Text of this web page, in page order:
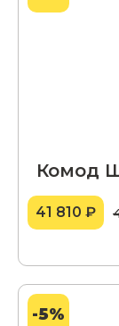
Комод
41 810 ₽
-5%